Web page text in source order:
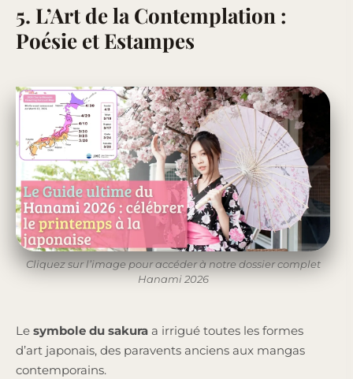
5. L’Art de la Contemplation :
Poésie et Estampes
Cliquez sur l’image pour accéder à notre dossier complet
Hanami 2026
Le symbole du sakura a irrigué toutes les formes
d’art japonais, des paravents anciens aux mangas
contemporains.